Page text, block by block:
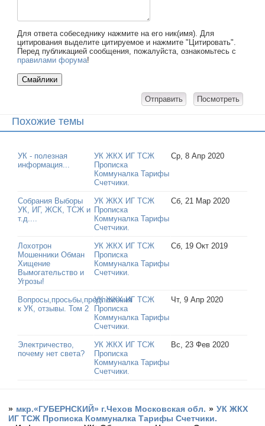
Для ответа собеседнику нажмите на его ник(имя). Для
цитирования выделите цитируемое и нажмите "Цитировать".
Перед публикацией сообщения, пожалуйста, ознакомьтесь с
правилами форума!
Похожие темы
УК - полезная
информация...
УК ЖКХ ИГ ТСЖ
Прописка
Коммуналка Тарифы
Счетчики.
Ср, 8 Апр 2020
Собрания Выборы
УК, ИГ, ЖСК, ТСЖ и
т.д....
УК ЖКХ ИГ ТСЖ
Прописка
Коммуналка Тарифы
Счетчики.
Сб, 21 Мар 2020
Лохотрон
Мошенники Обман
Хищение
Вымогательство и
Угрозы!
УК ЖКХ ИГ ТСЖ
Прописка
Коммуналка Тарифы
Счетчики.
Сб, 19 Окт 2019
Вопросы,просьбы,предложения
к УК, отзывы. Том 2
УК ЖКХ ИГ ТСЖ
Прописка
Коммуналка Тарифы
Счетчики.
Чт, 9 Апр 2020
Электричество,
почему нет света?
УК ЖКХ ИГ ТСЖ
Прописка
Коммуналка Тарифы
Счетчики.
Вс, 23 Фев 2020
» мкр.«ГУБЕРНСКИЙ» г.Чехов Московская обл. » УК ЖКХ
ИГ ТСЖ Прописка Коммуналка Тарифы Счетчики.